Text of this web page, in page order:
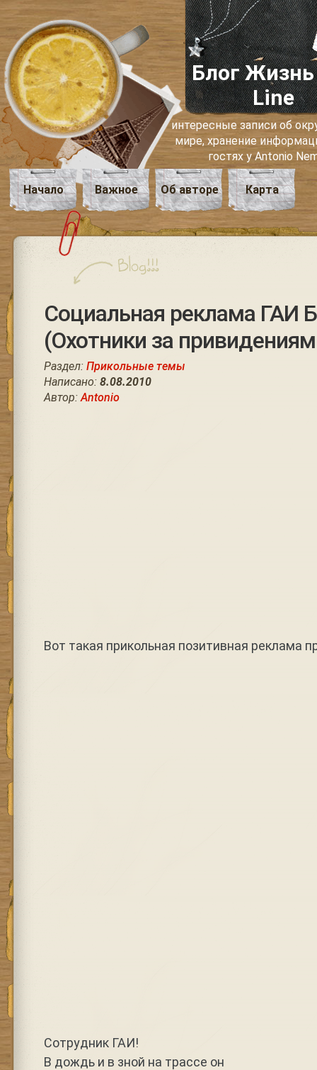
Блог Жизнь
Line
интересные записи об
мире, хранение
гостях у Antonio
Начало Важное Об авторе Карта
Социальная реклама ГАИ
(Охотники за
Раздел: Прикольные темы
Написано: 8.08.2010
Автор:Antonio
Вот такая прикольная позитивная реклама
Сотрудник ГАИ!
В дождь и в зной на трассе он